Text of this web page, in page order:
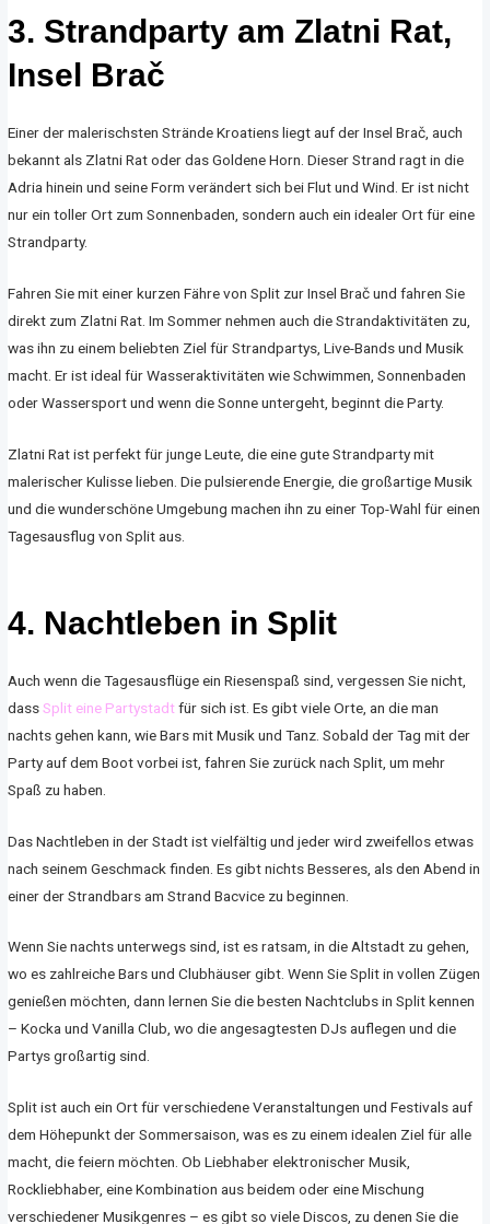
3. Strandparty am Zlatni Rat,
Insel Brač
Einer der malerischsten Strände Kroatiens liegt auf der Insel Brač, auch
bekannt als Zlatni Rat oder das Goldene Horn. Dieser Strand ragt in die
Adria hinein und seine Form verändert sich bei Flut und Wind. Er ist nicht
nur ein toller Ort zum Sonnenbaden, sondern auch ein idealer Ort für eine
Strandparty.
Fahren Sie mit einer kurzen Fähre von Split zur Insel Brač und fahren Sie
direkt zum Zlatni Rat. Im Sommer nehmen auch die Strandaktivitäten zu,
was ihn zu einem beliebten Ziel für Strandpartys, Live-Bands und Musik
macht. Er ist ideal für Wasseraktivitäten wie Schwimmen, Sonnenbaden
oder Wassersport und wenn die Sonne untergeht, beginnt die Party.
Zlatni Rat ist perfekt für junge Leute, die eine gute Strandparty mit
malerischer Kulisse lieben. Die pulsierende Energie, die großartige Musik
und die wunderschöne Umgebung machen ihn zu einer Top-Wahl für einen
Tagesausflug von Split aus.
4. Nachtleben in Split
Auch wenn die Tagesausflüge ein Riesenspaß sind, vergessen Sie nicht,
dassSplit eine Partystadtfür sich ist. Es gibt viele Orte, an die man
nachts gehen kann, wie Bars mit Musik und Tanz. Sobald der Tag mit der
Party auf dem Boot vorbei ist, fahren Sie zurück nach Split, um mehr
Spaß zu haben.
Das Nachtleben in der Stadt ist vielfältig und jeder wird zweifellos etwas
nach seinem Geschmack finden. Es gibt nichts Besseres, als den Abend in
einer der Strandbars am Strand Bacvice zu beginnen.
Wenn Sie nachts unterwegs sind, ist es ratsam, in die Altstadt zu gehen,
wo es zahlreiche Bars und Clubhäuser gibt. Wenn Sie Split in vollen Zügen
genießen möchten, dann lernen Sie die besten Nachtclubs in Split kennen
– Kocka und Vanilla Club, wo die angesagtesten DJs auflegen und die
Partys großartig sind.
Split ist auch ein Ort für verschiedene Veranstaltungen und Festivals auf
dem Höhepunkt der Sommersaison, was es zu einem idealen Ziel für alle
macht, die feiern möchten. Ob Liebhaber elektronischer Musik,
Rockliebhaber, eine Kombination aus beidem oder eine Mischung
verschiedener Musikgenres – es gibt so viele Discos, zu denen Sie die